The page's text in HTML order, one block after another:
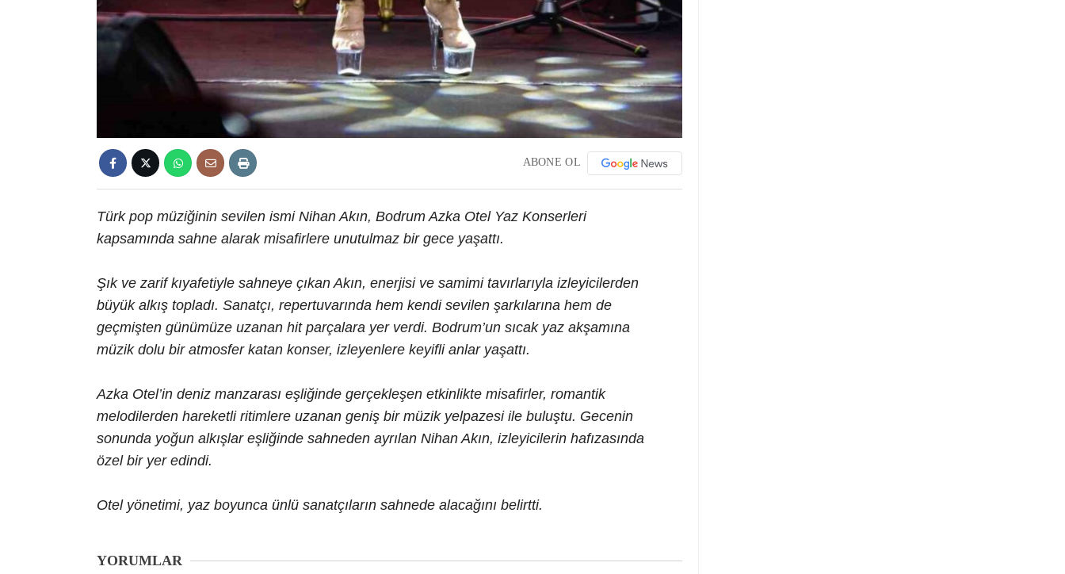
ABONE OL
Türk pop müziğinin sevilen ismi Nihan Akın, Bodrum Azka Otel Yaz Konserleri
kapsamında sahne alarak misafirlere unutulmaz bir gece yaşattı.
Şık ve zarif kıyafetiyle sahneye çıkan Akın, enerjisi ve samimi tavırlarıyla izleyicilerden
büyük alkış topladı. Sanatçı, repertuvarında hem kendi sevilen şarkılarına hem de
geçmişten günümüze uzanan hit parçalara yer verdi. Bodrum’un sıcak yaz akşamına
müzik dolu bir atmosfer katan konser, izleyenlere keyifli anlar yaşattı.
Azka Otel’in deniz manzarası eşliğinde gerçekleşen etkinlikte misafirler, romantik
melodilerden hareketli ritimlere uzanan geniş bir müzik yelpazesi ile buluştu. Gecenin
sonunda yoğun alkışlar eşliğinde sahneden ayrılan Nihan Akın, izleyicilerin hafızasında
özel bir yer edindi.
Otel yönetimi, yaz boyunca ünlü sanatçıların sahnede alacağını belirtti.
YORUMLAR